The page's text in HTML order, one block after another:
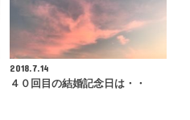
2018.7.14
４０回目の結婚記念日は・・